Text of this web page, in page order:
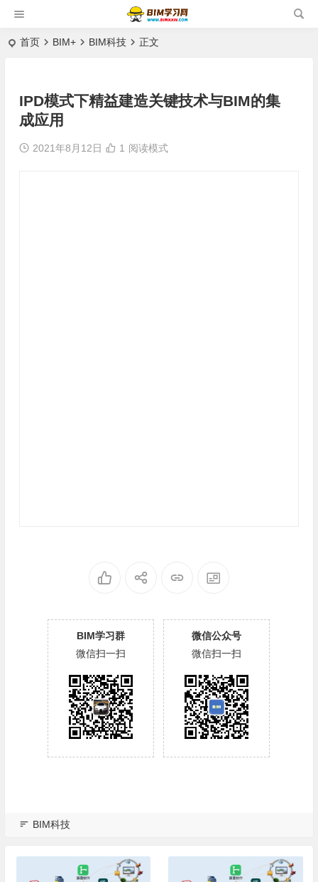
首页 BIM+ BIM科技 正文
IPD模式下精益建造关键技术与BIM的集
成应用
2021年8月12日 1 阅读模式
BIM学习群
微信扫一扫
微信公众号
微信扫一扫
BIM科技